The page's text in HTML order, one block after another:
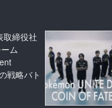
取締役社
ム
戦略バト